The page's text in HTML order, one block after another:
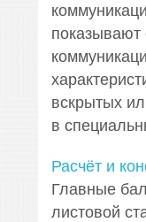
вскрытых
в
Расчёт и
Главные
листовой